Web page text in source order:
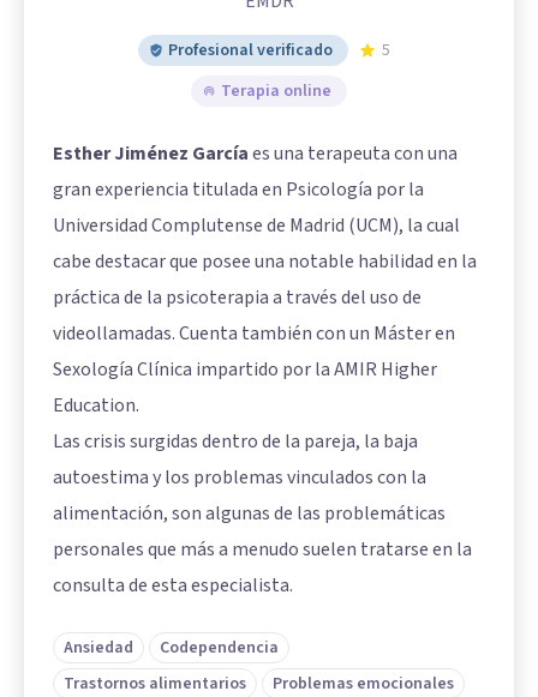
Profesional verificado
5
Terapia online
Esther Jiménez Garcíaes una terapeuta con una
gran experiencia titulada en Psicología por la
Universidad Complutense de Madrid (UCM), la cual
cabe destacar que posee una notable habilidad en la
práctica de la psicoterapia a través del uso de
videollamadas. Cuenta también con un Máster en
Sexología Clínica impartido por la AMIR Higher
Education.
Las crisis surgidas dentro de la pareja, la baja
autoestima y los problemas vinculados con la
alimentación, son algunas de las problemáticas
personales que más a menudo suelen tratarse en la
consulta de esta especialista.
Ansiedad
Codependencia
Trastornos alimentarios
Problemas emocionales